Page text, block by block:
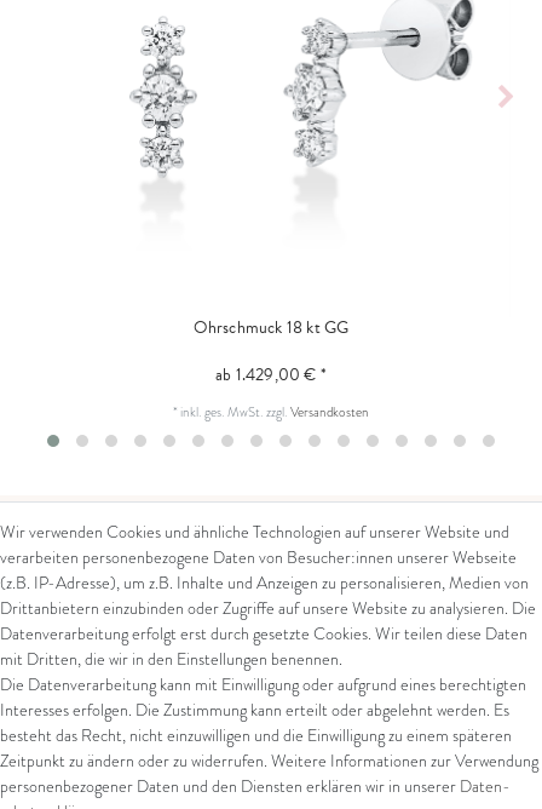
Ohrschmuck 18 kt GG
ab 1.429,00 € *
* inkl. ges. MwSt.zzgl.Versandkosten
Kontakt
Kontaktformular
Arena in Arte GmbH
Marktgasse 2,
8600 Dübendorf
Tel: +41 44 821 60 40
Rechtliches
AGB
Impressum
Datenschutz
Widerrufsrecht
Zahlung und Versand
Widerrufsformular
Wir verwenden Cookies und ähnliche Technologien auf unserer Website und
verarbeiten personenbezogene Daten von Besucher:innen unserer Webseite
(z.B. IP-Adresse), um z.B. Inhalte und Anzeigen zu personalisieren, Medien von
Drittanbietern einzubinden oder Zugriffe auf unsere Website zu analysieren. Die
Datenverarbeitung erfolgt erst durch gesetzte Cookies. Wir teilen diese Daten
mit Dritten, die wir in den Einstellungen benennen.
Die Datenverarbeitung kann mit Einwilligung oder aufgrund eines berechtigten
Interesses erfolgen. Die Zustimmung kann erteilt oder abgelehnt werden. Es
besteht das Recht, nicht einzuwilligen und die Einwilligung zu einem späteren
Zeitpunkt zu ändern oder zu widerrufen. Weitere Informationen zur Verwendung
personenbezogener Daten und den Diensten erklären wir in unserer Daten­